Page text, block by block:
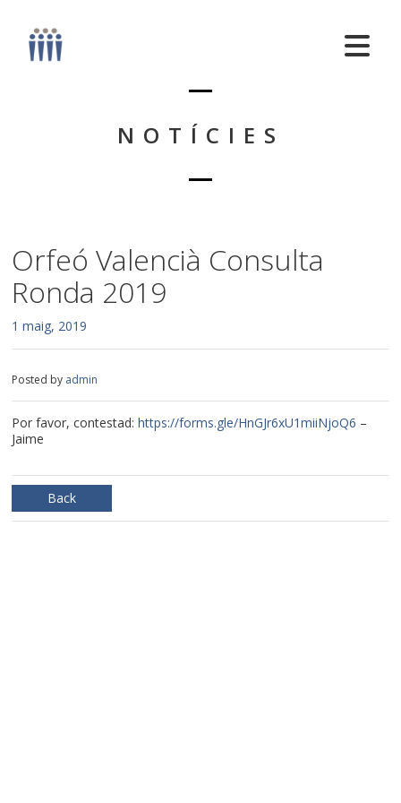
NOTÍCIES
Orfeó Valencià Consulta
Ronda 2019
1 maig, 2019
Posted by admin
Por favor, contestad: https://forms.gle/HnGJr6xU1miiNjoQ6 –
Jaime
Back